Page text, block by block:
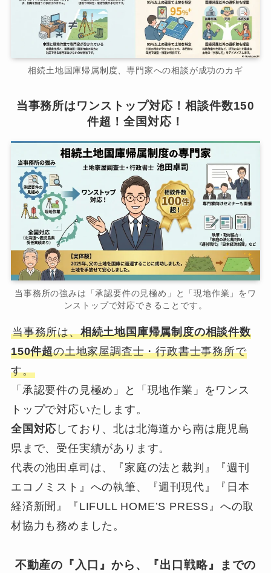
相続土地国庫帰属制度、専門家への相談が成功のカギ
当事務所はワンストップ対応！相談件数150
件超！全国対応！
当事務所の強みは「承認要件の見極め」と「現地作業」をワ
ンストップで対応できることです。
当事務所は、相続土地国庫帰属制度の相談件数
150件超の土地家屋調査士・行政書士事務所で
す。
「承認要件の見極め」と「現地作業」をワンス
トップで対応いたします。
全国対応 しており、北は北海道から南は鹿児島
県まで、受任実績があります。
代表の池田卓司は、『家庭の法と裁判』『週刊
エコノミスト』への執筆、『週刊現代』『日本
経済新聞』『LIFULL HOME’S PRESS』への取
材協力も務めました。
不動産の『入口』から、『出口戦略』までの